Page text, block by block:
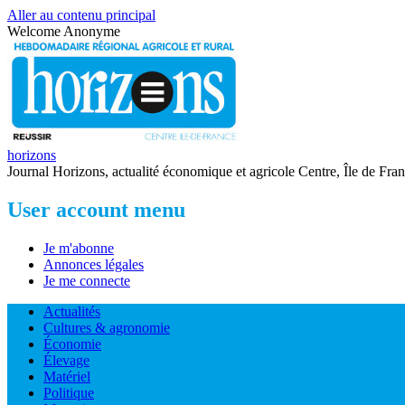
Aller au contenu principal
Welcome Anonyme
horizons
Journal Horizons, actualité économique et agricole Centre, Île de
User account menu
Je m'abonne
Annonces légales
Je me connecte
Actualités
Cultures & agronomie
Économie
Élevage
Matériel
Politique